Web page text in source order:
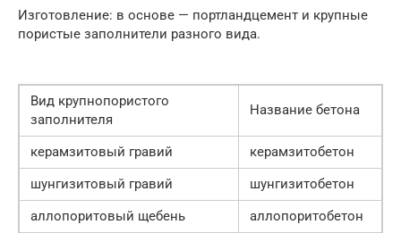
Изготовление: в основе — портландцемент и крупные
пористые заполнители разного вида.
Вид крупнопористого
заполнителя
Название бетона
керамзитовый гравий
керамзитобетон
шунгизитовый гравий
шунгизитобетон
аллопоритовый щебень
аллопоритобетон